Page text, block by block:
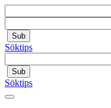
Sub
Söktips
Sub
Söktips